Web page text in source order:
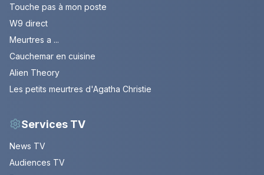
Touche pas à mon poste
W9 direct
Meurtres a ...
Cauchemar en cuisine
Alien Theory
Les petits meurtres d'Agatha Christie
Services TV
News TV
Audiences TV